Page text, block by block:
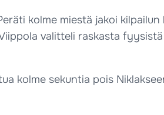
kolme miestä jakoi
valitteli raskasta
kolme sekuntia pois